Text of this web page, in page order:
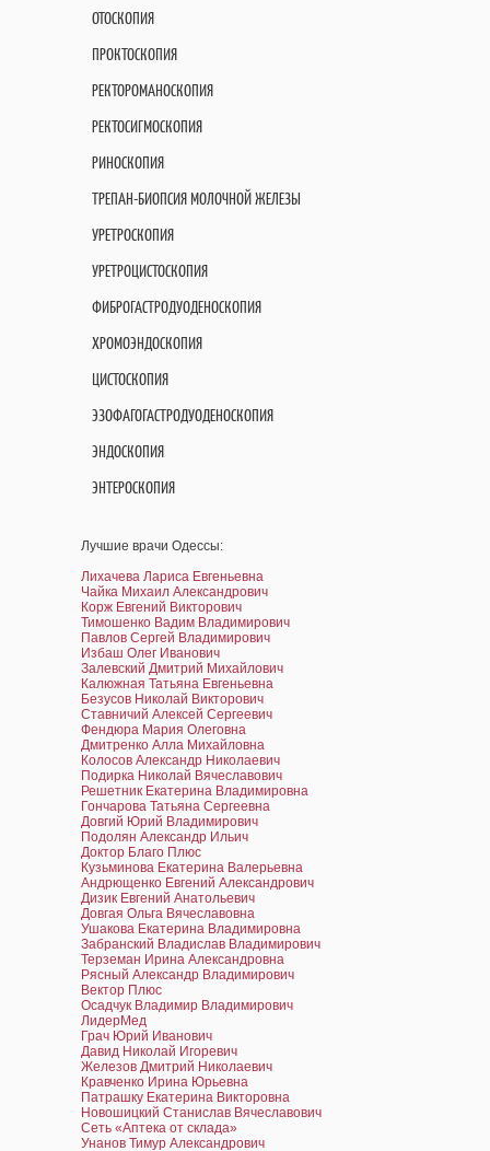
ОТОСКОПИЯ
ПРОКТОСКОПИЯ
РЕКТОРОМАНОСКОПИЯ
РЕКТОСИГМОСКОПИЯ
РИНОСКОПИЯ
ТРЕПАН-БИОПСИЯ МОЛОЧНОЙ ЖЕЛЕЗЫ
УРЕТРОСКОПИЯ
УРЕТРОЦИСТОСКОПИЯ
ФИБРОГАСТРОДУОДЕНОСКОПИЯ
ХРОМОЭНДОСКОПИЯ
ЦИСТОСКОПИЯ
ЭЗОФАГОГАСТРОДУОДЕНОСКОПИЯ
ЭНДОСКОПИЯ
ЭНТЕРОСКОПИЯ
Лучшие врачи Одессы:
Лихачева Лариса Евгеньевна
Чайка Михаил Александрович
Корж Евгений Викторович
Тимошенко Вадим Владимирович
Павлов Сергей Владимирович
Избаш Олег Иванович
Залевский Дмитрий Михайлович
Калюжная Татьяна Евгеньевна
Безусов Николай Викторович
Ставничий Алексей Сергеевич
Фендюра Мария Олеговна
Дмитренко Алла Михайловна
Колосов Александр Николаевич
Подирка Николай Вячеславович
Решетник Екатерина Владимировна
Гончарова Татьяна Сергеевна
Довгий Юрий Владимирович
Подолян Александр Ильич
Доктор Благо Плюс
Кузьминова Екатерина Валерьевна
Андрющенко Евгений Александрович
Дизик Евгений Анатольевич
Довгая Ольга Вячеславовна
Ушакова Екатерина Владимировна
Забранский Владислав Владимирович
Терземан Ирина Александровна
Рясный Александр Владимирович
Вектор Плюс
Осадчук Владимир Владимирович
ЛидерМед
Грач Юрий Иванович
Давид Николай Игоревич
Железов Дмитрий Николаевич
Кравченко Ирина Юрьевна
Патрашку Екатерина Викторовна
Новошицкий Станислав Вячеславович
Сеть «Аптека от склада»
Унанов Тимур Александрович